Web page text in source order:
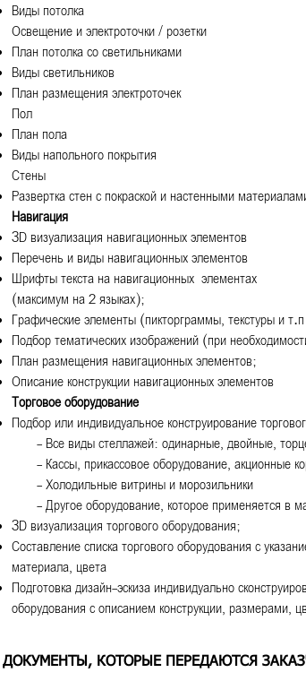
Виды потолка
Освещение и электроточки / розетки​
План потолка со светильниками
Виды светильников
План размещения электроточек
Пол
План пола
Виды напольного покрытия
Стены
Развертка стен с покраской и настенными
Навигация
3D визуализация навигационных элементов
Перечень и виды навигационных элементов
Шрифты текста на навигационных элементах
(максимум на 2 языках);
Графические элементы (пикторграммы, текстуры и
Подбор тематических изображений (при
План размещения навигационных элементов;
Описание конструкции навигационных элементов
Торговое оборудование
Подбор или индивидуальное конструирование
- Все виды стеллажей: одинарные, двойные,
- Кассы, прикассовое оборудование, акционные
- Холодильные витрины и морозильники
- Другое оборудование, которое применяется в
3D визуализация торгового оборудования;
Составление списка торгового оборудования с
материала, цвета
Подготовка дизайн-эскиза индивидуально
оборудования с описанием конструкции, размерами,
ДОКУМЕНТЫ, КОТОРЫЕ ПЕРЕДАЮТСЯ